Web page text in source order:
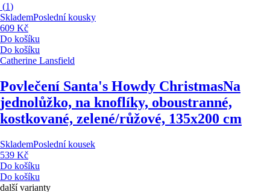
(1)
SklademPoslední kousky
609 Kč
Do košíku
Do košíku
Catherine Lansfield
Povlečení Santa's Howdy ChristmasNa
jednolůžko, na knoflíky, oboustranné,
kostkované, zelené/růžové, 135x200 cm
SklademPoslední kousek
539 Kč
Do košíku
Do košíku
další varianty